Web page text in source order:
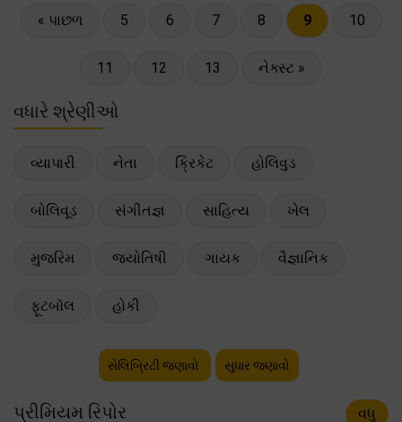
« પાછળ 5 6 7 8 9 10
11 12 13 નેક્સ્ટ »
વધારે શ્રેણીઓ
વ્યાપારી નેતા ક્રિકેટ હોલિવુડ
બોલિવૂડ સંગીતજ્ઞ સાહિત્ય ખેલ
મુજરિમ જ્યોતિષી ગાયક વૈજ્ઞાનિક
ફૂટબૉલ હોકી
સેલિબ્રિટી જણાવો સુધાર જણાવો
પ્રીમિયમ રિપોર વધુ